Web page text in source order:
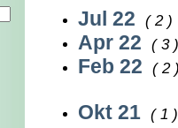
Jul 22 ( 2 )
Apr 22 ( 3 )
Feb 22 ( 2
Okt 21 ( 1 )